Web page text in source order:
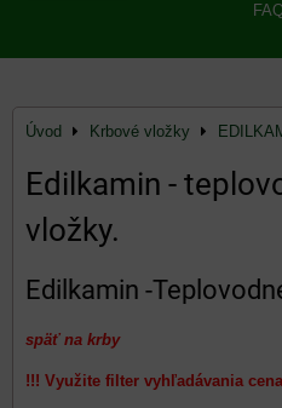
Úvod Krbové vložky
Edilkamin -
vložky.
Edilkamin -
späť na krby
!!! Využite filter vyhľadávania